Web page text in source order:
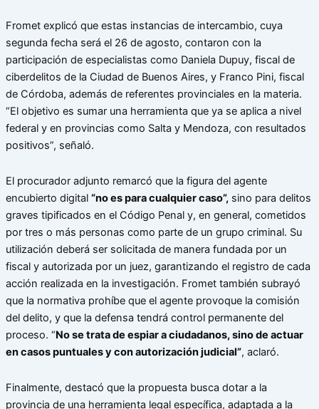
Fromet explicó que estas instancias de intercambio, cuya
segunda fecha será el 26 de agosto, contaron con la
participación de especialistas como Daniela Dupuy, fiscal de
ciberdelitos de la Ciudad de Buenos Aires, y Franco Pini, fiscal
de Córdoba, además de referentes provinciales en la materia.
“El objetivo es sumar una herramienta que ya se aplica a nivel
federal y en provincias como Salta y Mendoza, con resultados
positivos”, señaló.
El procurador adjunto remarcó que la figura del agente
encubierto digital “no es para cualquier caso”,sino para delitos
graves tipificados en el Código Penal y, en general, cometidos
por tres o más personas como parte de un grupo criminal. Su
utilización deberá ser solicitada de manera fundada por un
fiscal y autorizada por un juez, garantizando el registro de cada
acción realizada en la investigación. Fromet también subrayó
que la normativa prohíbe que el agente provoque la comisión
del delito, y que la defensa tendrá control permanente del
proceso. “No se trata de espiar a ciudadanos, sino de actuar
en casos puntuales y con autorización judicial”, aclaró.
Finalmente, destacó que la propuesta busca dotar a la
provincia de una herramienta legal específica, adaptada a la